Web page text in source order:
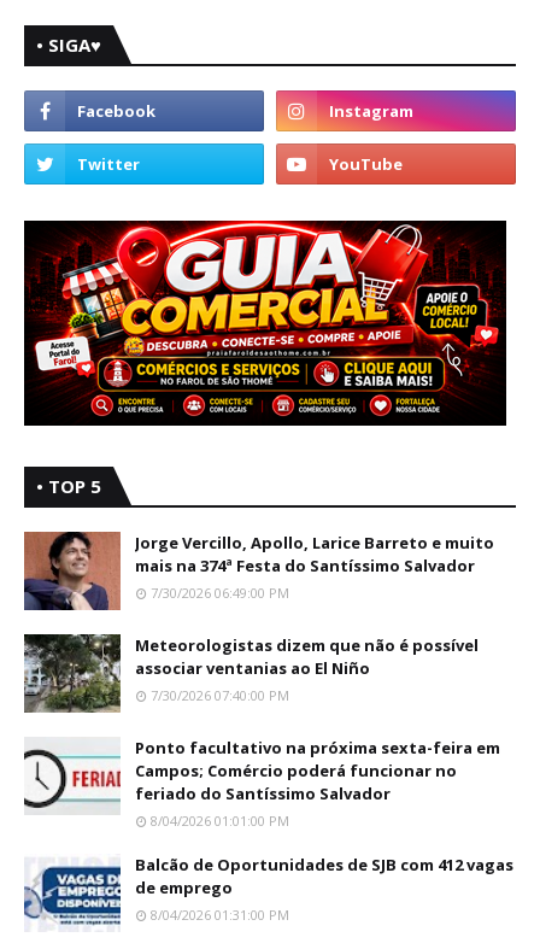
• SIGA♥
• TOP 5
Jorge Vercillo, Apollo, Larice Barreto e muito
mais na 374ª Festa do Santíssimo Salvador
7/30/2026 06:49:00 PM
Meteorologistas dizem que não é possível
associar ventanias ao El Niño
7/30/2026 07:40:00 PM
Ponto facultativo na próxima sexta-feira em
Campos; Comércio poderá funcionar no
feriado do Santíssimo Salvador
8/04/2026 01:01:00 PM
Balcão de Oportunidades de SJB com 412 vagas
de emprego
8/04/2026 01:31:00 PM